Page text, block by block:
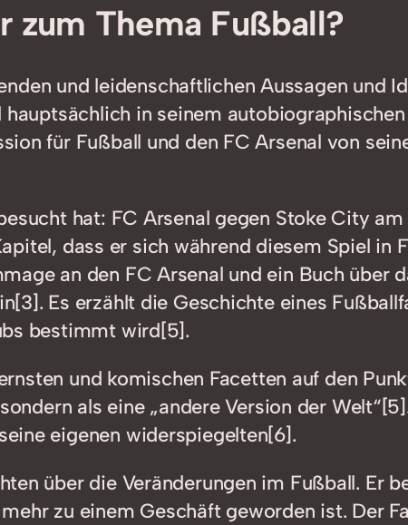
zum Thema Fußball?
und leidenschaftlichen Aussagen und
in seinem
für Fußball und den FC Arsenal von
hat: FC Arsenal gegen Stoke City am
dass er sich während diesem Spiel in
an den FC Arsenal und ein Buch über
Es erzählt die Geschichte eines
bestimmt wird[5].
und komischen Facetten auf den
als eine „andere Version der
eigenen widerspiegelten[6].
über die Veränderungen im Fußball. Er
zu einem Geschäft geworden ist. Der